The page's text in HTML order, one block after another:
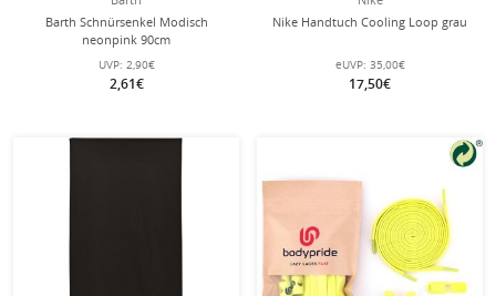
Barth Schnürsenkel Modisch
neonpink 90cm
UVP: 2,90€
2,61€
Nike Handtuch Cooling Loop grau
eUVP: 35,00€
17,50€